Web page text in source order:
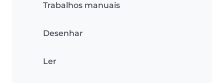
Trabalhos manuais
Desenhar
Ler